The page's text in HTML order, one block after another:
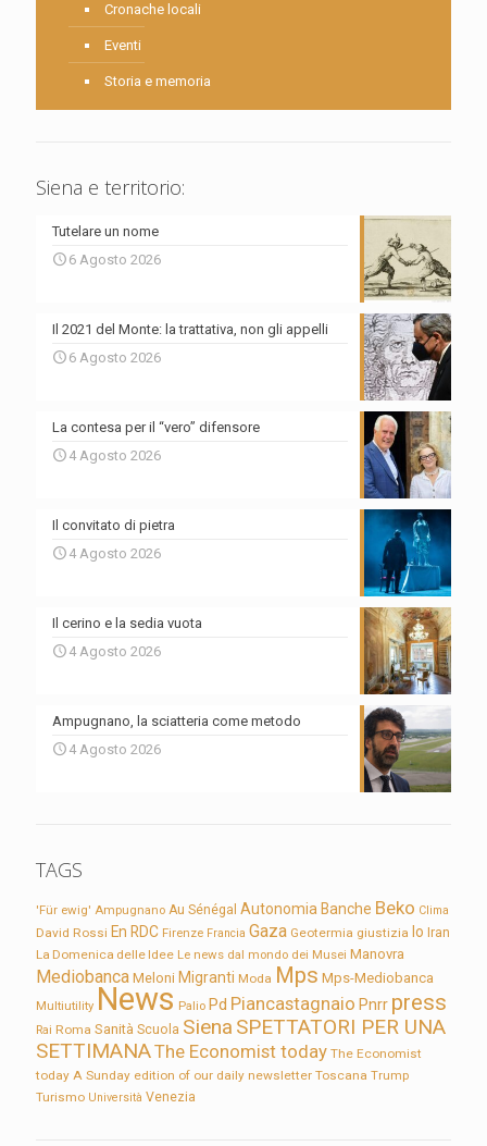
Cronache locali
Eventi
Storia e memoria
Siena e territorio:
Tutelare un nome
6 Agosto 2026
Il 2021 del Monte: la trattativa, non gli appelli
6 Agosto 2026
La contesa per il “vero” difensore
4 Agosto 2026
Il convitato di pietra
4 Agosto 2026
Il cerino e la sedia vuota
4 Agosto 2026
Ampugnano, la sciatteria come metodo
4 Agosto 2026
TAGS
'Für ewig' Ampugnano Au Sénégal Autonomia Banche Beko Clima
David Rossi En RDC Firenze Francia Gaza Geotermia giustizia Io Iran
La Domenica delle Idee Le news dal mondo dei Musei Manovra
Mediobanca Meloni Migranti Moda Mps Mps-Mediobanca
Multiutility News Palio Pd Piancastagnaio Pnrr press
Rai Roma Sanità Scuola Siena SPETTATORI PER UNA
SETTIMANAThe Economist today The Economist
today A Sunday edition of our daily newsletter Toscana Trump
Turismo Università Venezia